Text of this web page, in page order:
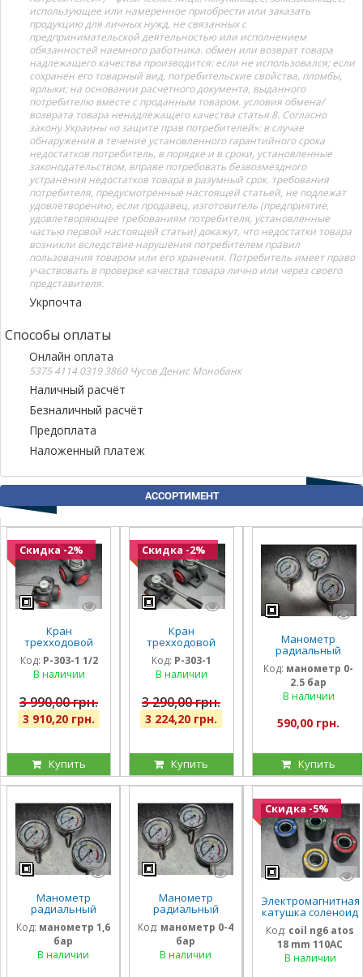
использующее или намеренное приобрести или заказать
продукцию для личных нужд, не связанных с
предпринимательской деятельностью или исполнением
обязанностей наемного работника. обмен или возврат товара
надлежащего качества производится: если не использовался; если
сохранен его товарный вид, потребительские свойства, пломбы,
ярлыки; на основании расчетного документа, выданного
потребителю вместе с проданным товаром. условия обмена/
возврата товара ненадлежащего качества статья 8. Согласно
закону Украины «о защите прав потребителей»: в случае
обнаружения в течение установленного гарантийного срока
недостатков потребитель, в порядке и в сроки, установленные
законодательством, вправе потребовать безвозмездного
устранения недостатков товара в разумный срок. требования
потребителя, предусмотренные настоящей статьей, не подлежат
удовлетворению, если продавец, изготовитель (предприятие,
удовлетворяющее требованиям потребителя, установленные
частью первой настоящей статьи) докажут, что недостатки товара
возникли вследствие нарушения потребителем правил
пользования товаром или его хранения. Потребитель имеет право
участвовать в проверке качества товара лично или через своего
представителя.
Укрпочта
Способы оплаты
Онлайн оплата
5375 4114 0319 3860 Чусов Денис Монобанк
Наличный расчёт
Безналичный расчёт
Предоплата
Наложенный платеж
АССОРТИМЕНТ
Скидка -2%
Кран
трехходовой
гидравлический
Badestnost G1
1/2, 1 1/2 дюйма,
мин
Код: P-303-1 1/2
В наличии
3 990,00 грн.
3 910,20 грн.
Купить
Скидка -2%
Кран
трехходовой
гидравлический
Badestnost G1
1″, 350 бар, 180
дивертор
Код: P-303-1
В наличии
3 290,00 грн.
3 224,20 грн.
Купить
Манометр
радиальный
глицириновый
виброустойчивый
63мм 0-2,5 Бар
Италия
Код: манометр 0-
2.5 бар
В наличии
590,00 грн.
Купить
Манометр
радиальный
глицириновый
виброустойчивый
63мм 1,6 Бар
Италия
Код: манометр 1,6
бар
В наличии
Манометр
радиальный
глицириновый
виброустойчивый
63мм 0-4 Бар
Италия
Код: манометр 0-4
бар
В наличии
Скидка -5%
Электромагнитная
катушка соленоид
Atos 110 Вольт
внутренний
диаметр 18мм
длина 40 мм
Код: coil ng6 atos
18 mm 110AC
В наличии